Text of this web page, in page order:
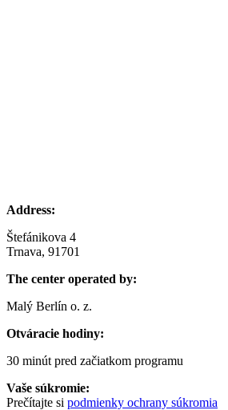
Address:
Štefánikova 4
Trnava, 91701
The center operated by:
Malý Berlín o. z.
Otváracie hodiny:
30 minút pred začiatkom programu
Vaše súkromie:
Prečítajte si podmienky ochrany súkromia